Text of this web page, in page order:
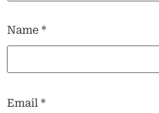
Name *
Email *